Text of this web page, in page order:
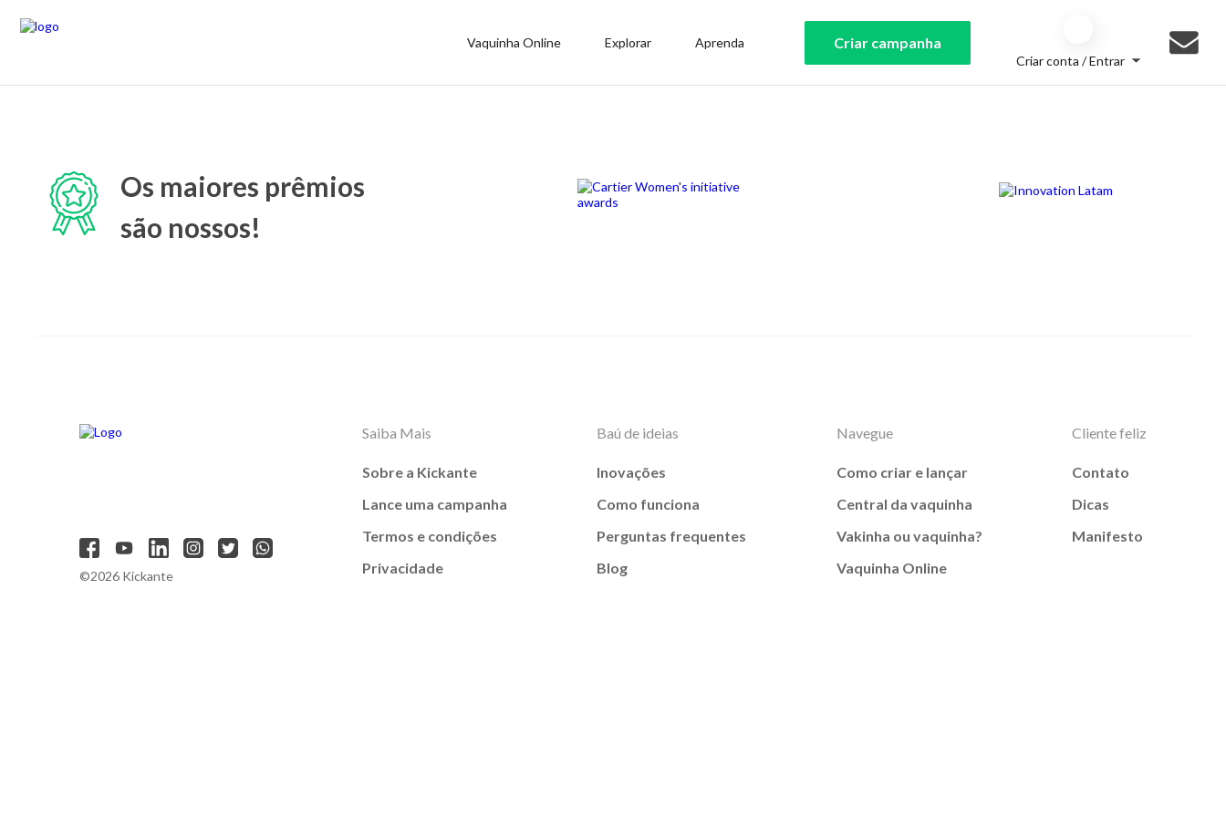
Vaquinha Online Explorar Aprenda Criar campanha
Criar conta / Entrar
Os maiores prêmios
são nossos!
©2026 Kickante
Saiba Mais
Sobre a Kickante
Lance uma campanha
Termos e condições
Privacidade
Baú de ideias
Inovações
Como funciona
Perguntas frequentes
Blog
Navegue
Como criar e lançar
Central da vaquinha
Vakinha ou vaquinha?
Vaquinha Online
Cliente feliz
Contato
Dicas
Manifesto